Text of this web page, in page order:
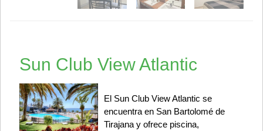
Sun Club View Atlantic
El Sun Club View Atlantic se
encuentra en San Bartolomé de
Tirajana y ofrece piscina,